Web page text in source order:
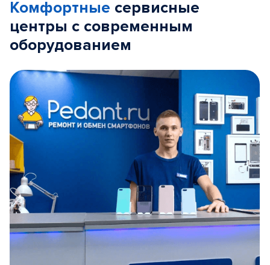
Комфортные сервисные
центры с современным
оборудованием